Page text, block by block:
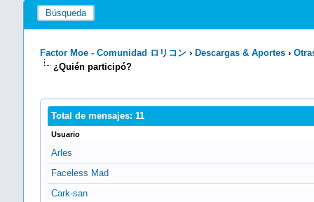
Búsqueda
Factor Moe - Comunidad ロリコン › Descargas & Aportes ›
¿Quién participó?
Total de mensajes: 11
Usuario
Arles
Faceless Mad
Cark-san